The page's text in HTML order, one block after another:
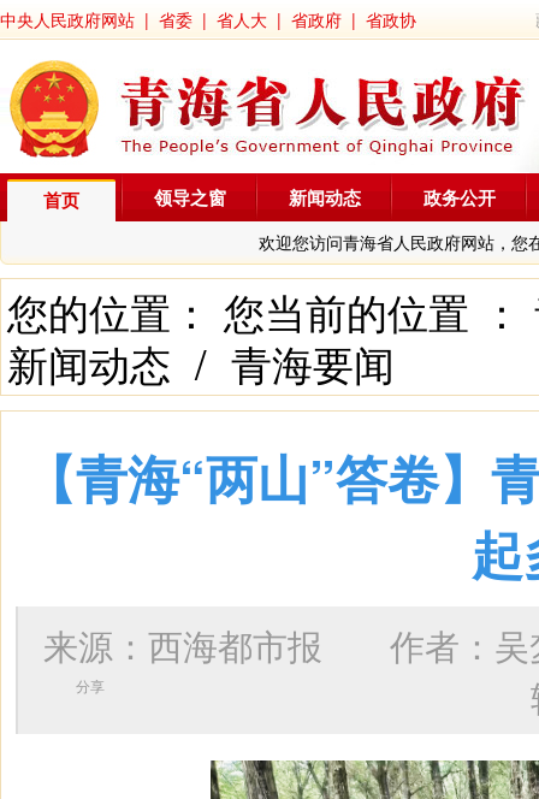
中央人民政府网站 | 省委 | 省人大 | 省政府 | 省政协
首页
欢迎您访问青海省人民政府网站，您
领导之窗 新闻动态 政务公开
您的位置： 您当前的位置 ：
新闻动态 / 青海要闻
【青海“两山”答卷】
来源：西海都市报 作者：
分享